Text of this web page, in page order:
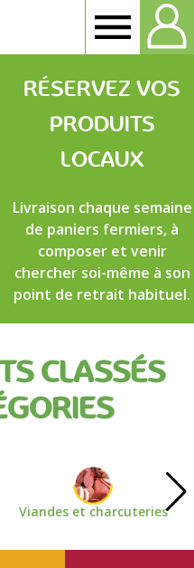
RÉSERVEZ VOS
PRODUITS
LOCAUX
Livraison chaque semaine
de paniers fermiers, à
composer et venir
chercher soi-même à son
point de retrait habituel.
CLASSÉS
Viandes et charcuteries